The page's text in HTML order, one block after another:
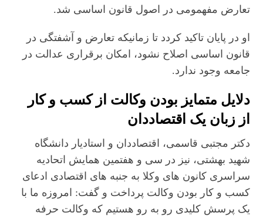
تعارض مفهمومی در اصول قانون اساسی شد.
او در پایان تاکید کردد تا زمانیکه تعارض و آشفتگی در
قانون اساسی اصلاح نشود، امکان برقراری عدالت در
جامعه وجود ندارد.
دلایل متمایز بودن وکالت از کسب و کار
از زبان یک اقتصاددان
دکتر مجتبی قاسمی، اقتصاددان و استادیار دانشگاه
شهید بهشتی، نیز در سی و هفتمین همایش اتحادیه
سراسری کانون های وکلا به جنبه های اقتصادی ادعای
کسب و کار بودن وکالت پرداخت و گفت: امروزه ما با
یک پرسش کلیدی رو به رو هستیم که وکالت حرفه